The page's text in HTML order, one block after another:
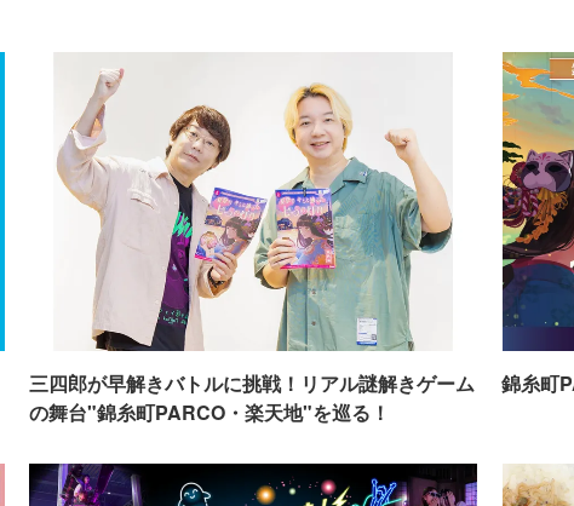
三四郎が早解きバトルに挑戦！リアル謎解きゲーム
の舞台"錦糸町PARCO・楽天地"を巡る！
錦糸町